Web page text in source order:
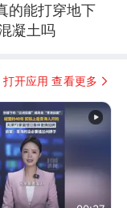
的能打穿地下
凝土吗
打开应用 查看更多